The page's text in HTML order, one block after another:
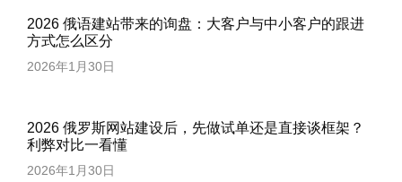
2026 俄语建站带来的询盘：大客户与中小客户的跟进
方式怎么区分
2026年1月30日
2026 俄罗斯网站建设后，先做试单还是直接谈框架？
利弊对比一看懂
2026年1月30日